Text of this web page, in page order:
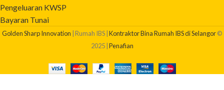
Pengeluaran KWSP
Bayaran Tunai
Golden Sharp Innovation | Rumah IBS | Kontraktor Bina Rumah IBS di Selangor©
2025 | Penafian